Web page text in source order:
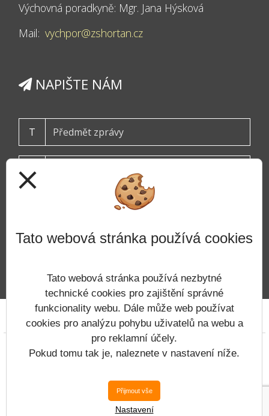
Výchovná poradkyně: Mgr. Jana Hýsková
Mail: vychpor@zshortan.cz
NAPIŠTE NÁM
T
Prohlášení o přístupnosti Mapa webu Cookies
Copyright © 2022 - 2023 ZŠ Tanvald &
Vitalex Group- Tvorba školních webů
Postaveno ve služběVlastníŠkolníWeb.cz
close
Tato webová stránka používá cookies
Tato webová stránka používá nezbytné
technické cookies pro zajištění správné
funkcionality webu. Dále může web používat
cookies pro analýzu pohybu uživatelů na webu a
pro reklamní účely.
Pokud tomu tak je, naleznete v nastavení níže.
Přijmout vše
Nastavení